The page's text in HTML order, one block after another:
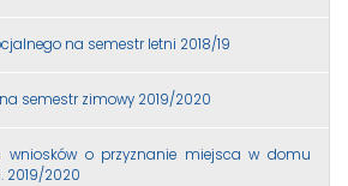
na semestr letni 2018/19
semestr zimowy 2019/2020
wniosków o przyznanie miejsca w domu
2019/2020